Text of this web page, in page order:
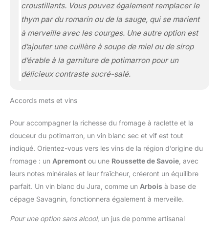
croustillants. Vous pouvez également remplacer le
thym par du romarin ou de la sauge, qui se marient
à merveille avec les courges. Une autre option est
d’ajouter une cuillère à soupe de miel ou de sirop
d’érable à la garniture de potimarron pour un
délicieux contraste sucré-salé.
Accords mets et vins
Pour accompagner la richesse du fromage à raclette et la
douceur du potimarron, un vin blanc sec et vif est tout
indiqué. Orientez-vous vers les vins de la région d’origine du
fromage : un Apremont ou une Roussette de Savoie , avec
leurs notes minérales et leur fraîcheur, créeront un équilibre
parfait. Un vin blanc du Jura, comme un Arbois à base de
cépage Savagnin, fonctionnera également à merveille.
Pour une option sans alcool, un jus de pomme artisanal